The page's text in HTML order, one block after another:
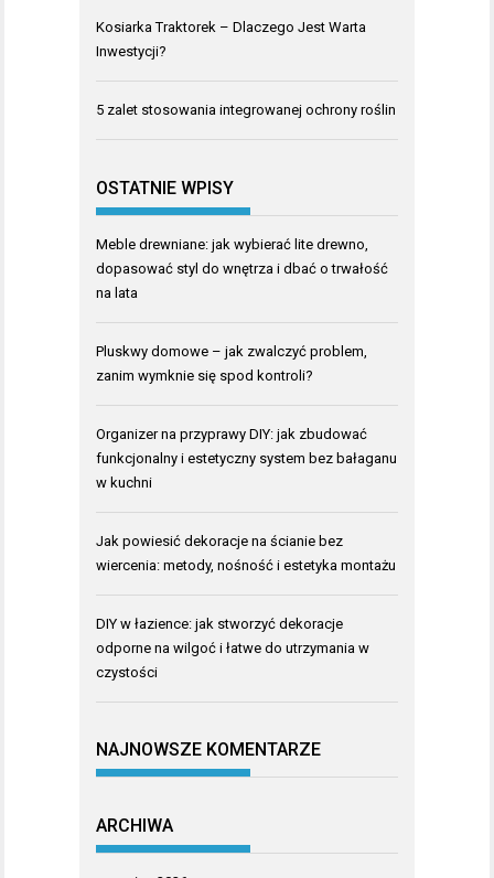
Kosiarka Traktorek – Dlaczego Jest Warta
Inwestycji?
5 zalet stosowania integrowanej ochrony roślin
OSTATNIE WPISY
Meble drewniane: jak wybierać lite drewno,
dopasować styl do wnętrza i dbać o trwałość
na lata
Pluskwy domowe – jak zwalczyć problem,
zanim wymknie się spod kontroli?
Organizer na przyprawy DIY: jak zbudować
funkcjonalny i estetyczny system bez bałaganu
w kuchni
Jak powiesić dekoracje na ścianie bez
wiercenia: metody, nośność i estetyka montażu
DIY w łazience: jak stworzyć dekoracje
odporne na wilgoć i łatwe do utrzymania w
czystości
NAJNOWSZE KOMENTARZE
ARCHIWA